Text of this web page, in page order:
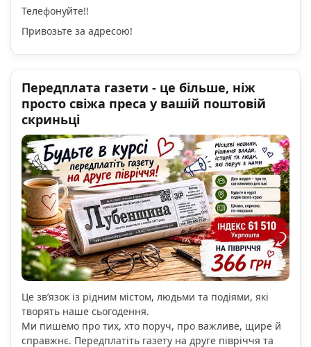
Телефонуйте!!
Привозьте за адресою!
Передплата газети - це більше, ніж
просто свіжа преса у вашій поштовій
скриньці
Це зв’язок із рідним містом, людьми та подіями, які
творять наше сьогодення.
Ми пишемо про тих, хто поруч, про важливе, щире й
справжнє. Передплатіть газету на друге півріччя та